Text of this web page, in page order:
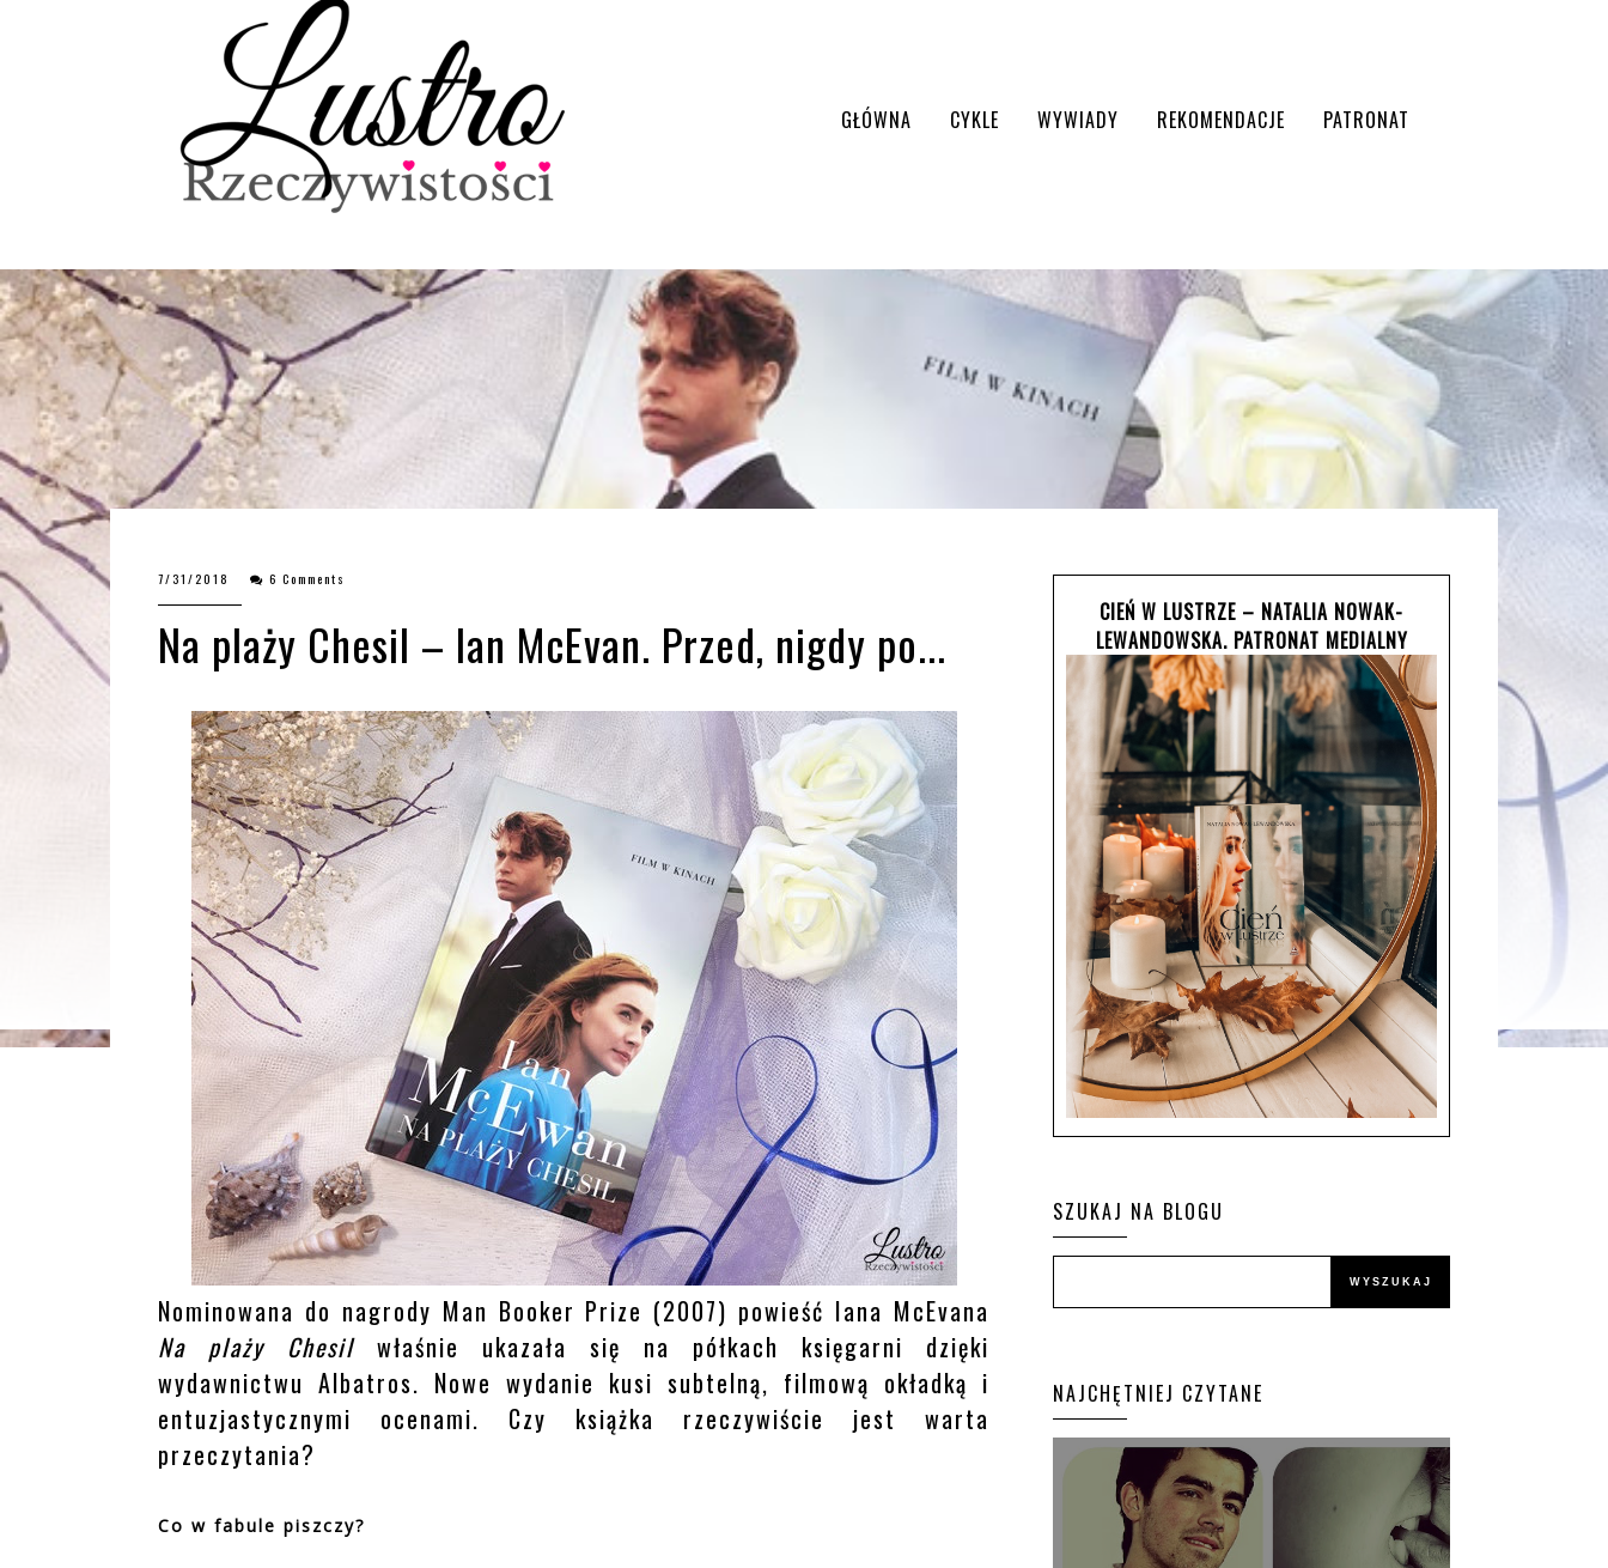
GŁÓWNA CYKLE WYWIADY REKOMENDACJE PATRONAT
7/31/2018 6 Comments
Na plaży Chesil – Ian McEvan. Przed, nigdy po...
Nominowana do nagrody Man Booker Prize (2007) powieść Iana McEvana
Na plaży Chesilwłaśnie ukazała się na półkach księgarni dzięki
wydawnictwu Albatros. Nowe wydanie kusi subtelną, filmową okładką i
entuzjastycznymi ocenami. Czy książka rzeczywiście jest warta
przeczytania?
Co w fabule piszczy?
CIEŃ W LUSTRZE – NATALIA NOWAK-
LEWANDOWSKA. PATRONAT MEDIALNY
SZUKAJ NA BLOGU
NAJCHĘTNIEJ CZYTANE